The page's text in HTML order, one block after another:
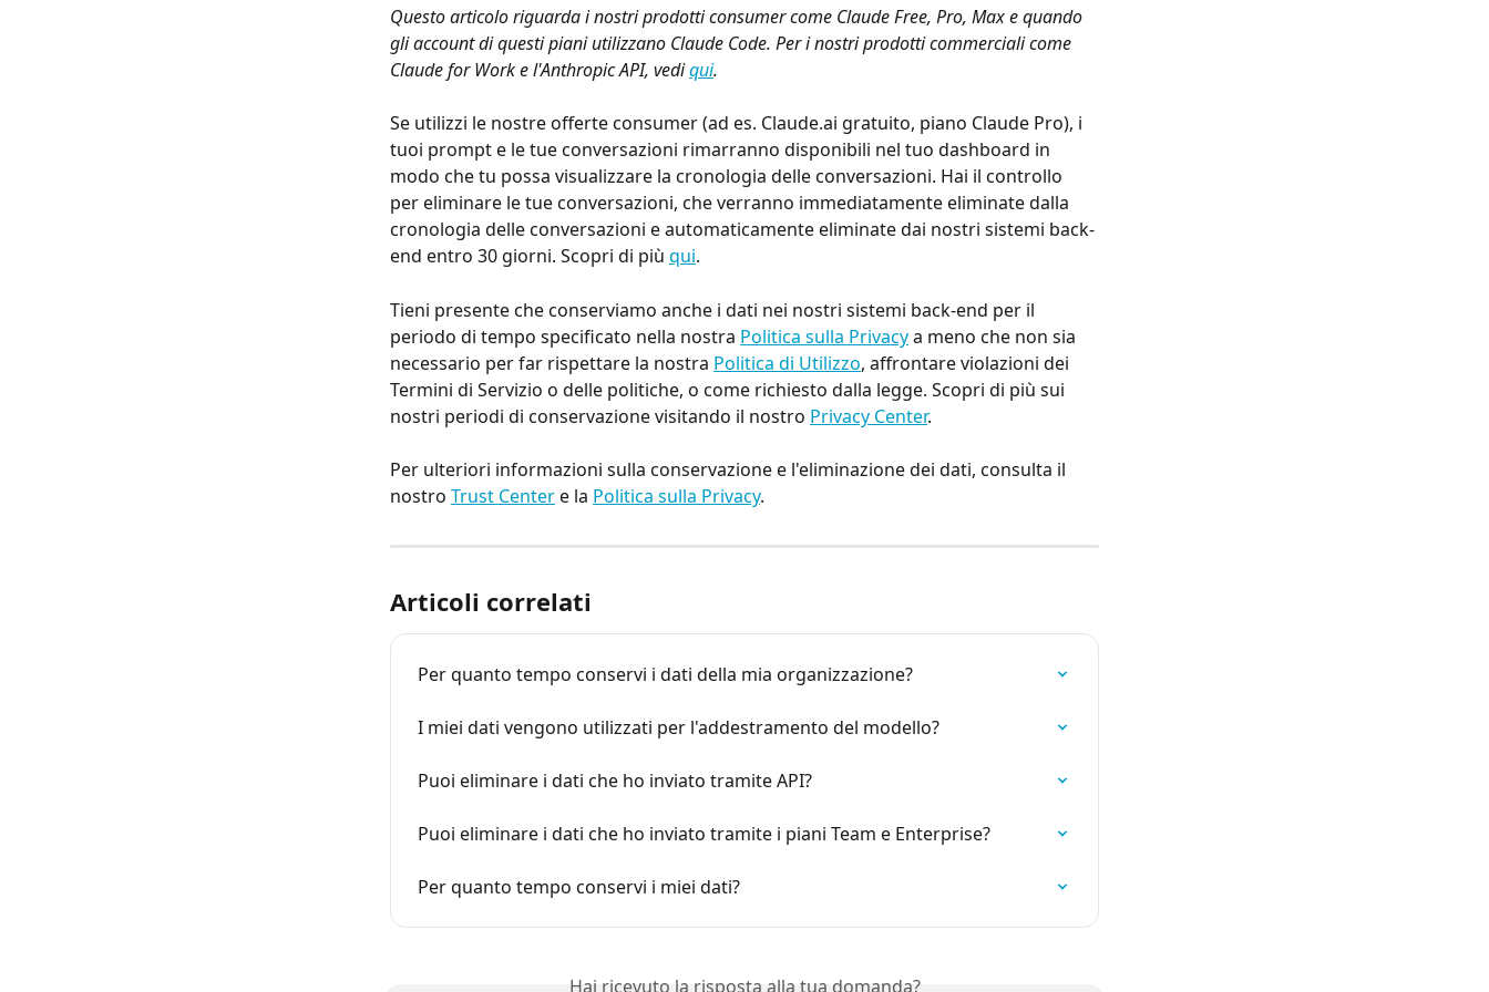
Questo articolo riguarda i nostri prodotti consumer come Claude Free, Pro, Max e quando
gli account di questi piani utilizzano Claude Code. Per i nostri prodotti commerciali come
Claude for Work e l'Anthropic API, vedi qui.
Se utilizzi le nostre offerte consumer (ad es. Claude.ai gratuito, piano Claude Pro), i
tuoi prompt e le tue conversazioni rimarranno disponibili nel tuo dashboard in
modo che tu possa visualizzare la cronologia delle conversazioni. Hai il controllo
per eliminare le tue conversazioni, che verranno immediatamente eliminate dalla
cronologia delle conversazioni e automaticamente eliminate dai nostri sistemi back-
end entro 30 giorni. Scopri di più qui.
Tieni presente che conserviamo anche i dati nei nostri sistemi back-end per il
periodo di tempo specificato nella nostra Politica sulla Privacy a meno che non sia
necessario per far rispettare la nostra Politica di Utilizzo, affrontare violazioni dei
Termini di Servizio o delle politiche, o come richiesto dalla legge. Scopri di più sui
nostri periodi di conservazione visitando il nostro Privacy Center.
Per ulteriori informazioni sulla conservazione e l'eliminazione dei dati, consulta il
nostro Trust Center e la Politica sulla Privacy.
Articoli correlati
Per quanto tempo conservi i dati della mia organizzazione?
I miei dati vengono utilizzati per l'addestramento del modello?
Puoi eliminare i dati che ho inviato tramite API?
Puoi eliminare i dati che ho inviato tramite i piani Team e Enterprise?
Per quanto tempo conservi i miei dati?
Hai ricevuto la risposta alla tua domanda?